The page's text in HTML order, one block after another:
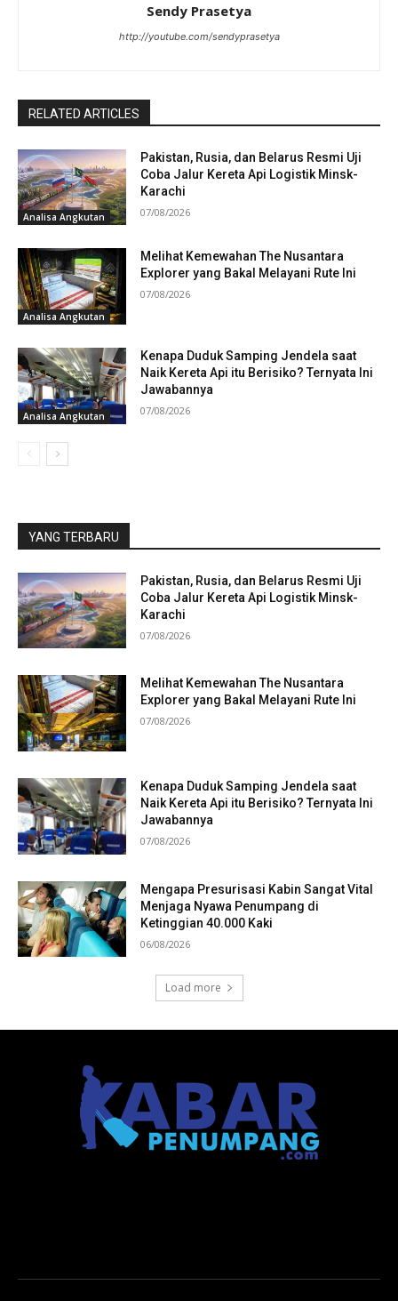
Sendy Prasetya
http://youtube.com/sendyprasetya
RELATED ARTICLES
Analisa Angkutan
Pakistan, Rusia, dan Belarus Resmi Uji
Coba Jalur Kereta Api Logistik Minsk-
Karachi
07/08/2026
Analisa Angkutan
Melihat Kemewahan The Nusantara
Explorer yang Bakal Melayani Rute Ini
07/08/2026
Analisa Angkutan
Kenapa Duduk Samping Jendela saat
Naik Kereta Api itu Berisiko? Ternyata Ini
Jawabannya
07/08/2026
YANG TERBARU
Pakistan, Rusia, dan Belarus Resmi Uji
Coba Jalur Kereta Api Logistik Minsk-
Karachi
07/08/2026
Melihat Kemewahan The Nusantara
Explorer yang Bakal Melayani Rute Ini
07/08/2026
Kenapa Duduk Samping Jendela saat
Naik Kereta Api itu Berisiko? Ternyata Ini
Jawabannya
07/08/2026
Mengapa Presurisasi Kabin Sangat Vital
Menjaga Nyawa Penumpang di
Ketinggian 40.000 Kaki
06/08/2026
Load more